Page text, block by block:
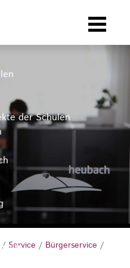
der Schulen
/ Service / Bürgerservice /